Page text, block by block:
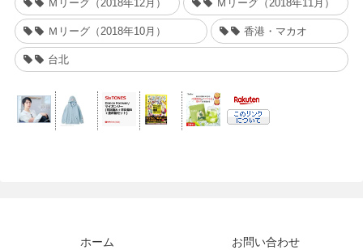
Ｍリーグ（2018年12月） Ｍリーグ（2018年11月）
Ｍリーグ（2018年10月） 香港・マカオ
台北
ホーム お問い合わせ